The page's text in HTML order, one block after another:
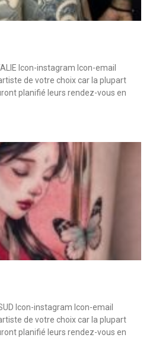
Icon-instagram Icon-email
de votre choix car la plupart
planifié leurs rendez-vous en
Icon-instagram Icon-email
de votre choix car la plupart
planifié leurs rendez-vous en